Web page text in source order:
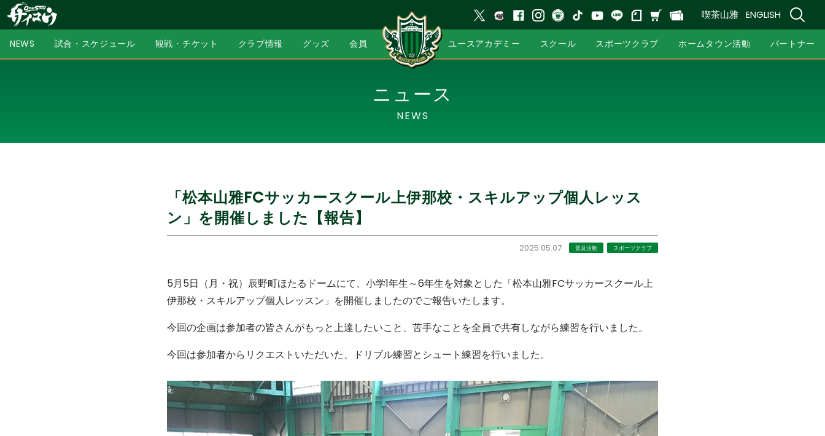
喫茶山雅 ENGLISH
NEWS 試合・スケジュール 観戦・チケット クラブ情報 グッズ 会員 ユースアカデミー スクール スポーツクラブ ホームタウン活動 パートナー
ニュース
NEWS
「松本山雅FCサッカースクール上伊那校・スキルアップ個人レッス
ン」を開催しました【報告】
2025.05.07 普及活動 スポーツクラブ
5月5日（月・祝）辰野町ほたるドームにて、小学1年生～6年生を対象とした「松本山雅FCサッカースクール上
伊那校・スキルアップ個人レッスン」を開催しましたのでご報告いたします。
今回の企画は参加者の皆さんがもっと上達したいこと、苦手なことを全員で共有しながら練習を行いました。
今回は参加者からリクエストいただいた、ドリブル練習とシュート練習を行いました。